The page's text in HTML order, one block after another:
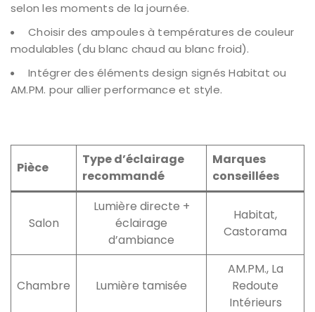
selon les moments de la journée.
Choisir des ampoules à températures de couleur
modulables (du blanc chaud au blanc froid).
Intégrer des éléments design signés Habitat ou
AM.PM. pour allier performance et style.
Pièce
Type d’éclairage
recommandé
Marques
conseillées
Salon
Lumière directe +
éclairage
d’ambiance
Habitat,
Castorama
Chambre Lumière tamisée
AM.PM., La
Redoute
Intérieurs